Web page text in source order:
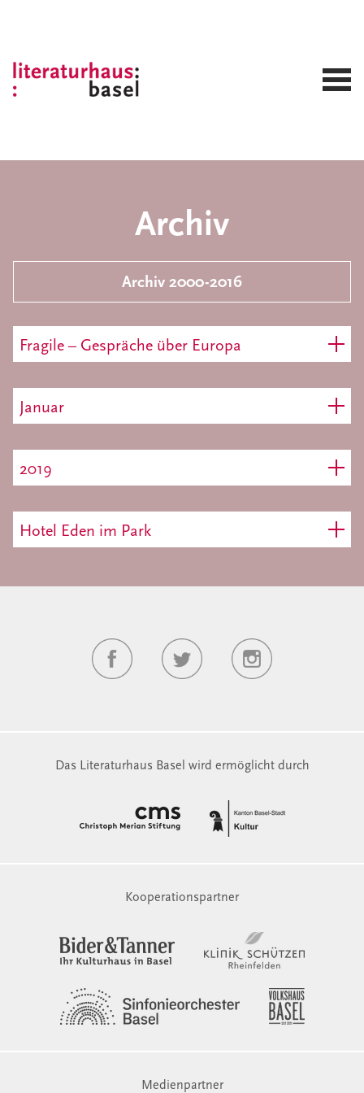
Archiv
Archiv 2000-2016
Fragile – Gespräche über Europa
Januar
2019
Hotel Eden im Park
Das Literaturhaus Basel wird ermöglicht durch
Kooperationspartner
Medienpartner